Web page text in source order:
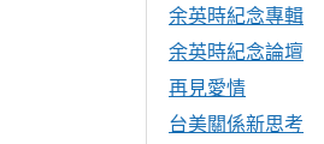
余英時紀念專輯
余英時紀念論壇
再見愛情
台美關係新思考